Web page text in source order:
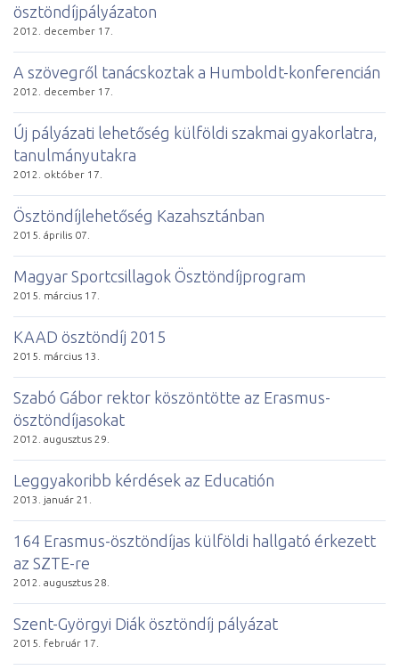
ösztöndíjpályázaton
2012. december 17.
A szövegről tanácskoztak a Humboldt-konferencián
2012. december 17.
Új pályázati lehetőség külföldi szakmai gyakorlatra,
tanulmányutakra
2012. október 17.
Ösztöndíjlehetőség Kazahsztánban
2015. április 07.
Magyar Sportcsillagok Ösztöndíjprogram
2015. március 17.
KAAD ösztöndíj 2015
2015. március 13.
Szabó Gábor rektor köszöntötte az Erasmus-
ösztöndíjasokat
2012. augusztus 29.
Leggyakoribb kérdések az Educatión
2013. január 21.
164 Erasmus-ösztöndíjas külföldi hallgató érkezett
az SZTE-re
2012. augusztus 28.
Szent-Györgyi Diák ösztöndíj pályázat
2015. február 17.